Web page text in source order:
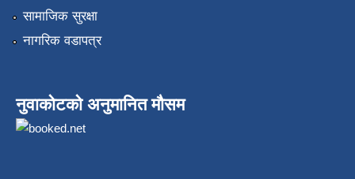
सामाजिक सुरक्षा
नागरिक वडापत्र
नुवाकोटको अनुमानित मौसम